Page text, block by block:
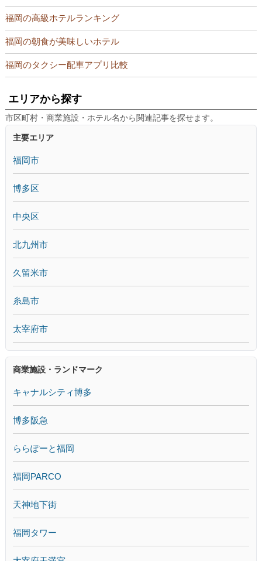
福岡の高級ホテルランキング
福岡の朝食が美味しいホテル
福岡のタクシー配車アプリ比較
エリアから探す
市区町村・商業施設・ホテル名から関連記事を探せます。
主要エリア
福岡市
博多区
中央区
北九州市
久留米市
糸島市
太宰府市
商業施設・ランドマーク
キャナルシティ博多
博多阪急
ららぽーと福岡
福岡PARCO
天神地下街
福岡タワー